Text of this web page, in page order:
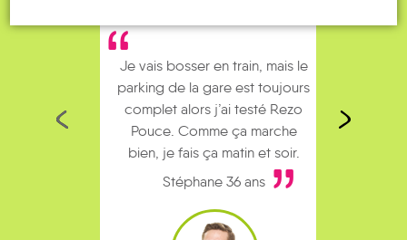
Je vais bosser en train, mais le
parking de la gare est toujours
complet alors j’ai testé Rezo
Pouce. Comme ça marche
bien, je fais ça matin et soir.
Stéphane 36 ans